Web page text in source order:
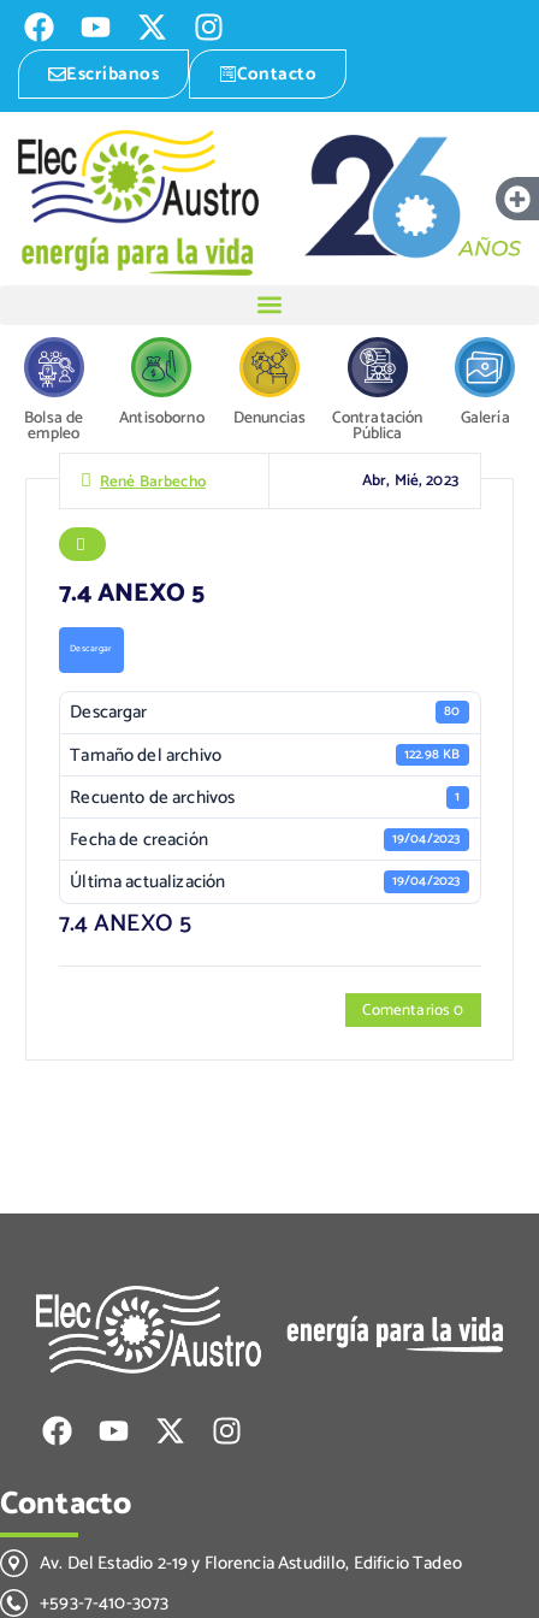
Escríbanos Contacto
Bolsa de
empleo
Antisoborno Denuncias Contratación
Pública
Galería
René Barbecho Abr, Mié, 2023
7.4 ANEXO 5
Descargar
Descargar 80
Tamaño del archivo 122.98 KB
Recuento de archivos 1
Fecha de creación 19/04/2023
Última actualización 19/04/2023
7.4 ANEXO 5
Comentarios 0
Contacto
Av. Del Estadio 2-19 y Florencia Astudillo, Edificio Tadeo
+593-7-410-3073